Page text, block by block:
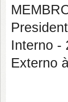
Interno -
Externo